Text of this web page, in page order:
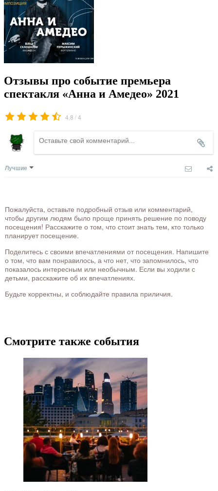
Отзывы про событие премьера
спектакля «Анна и Амедео» 2021
4.8 /4
Лучшие
Пожалуйста, оставьте подробный отзыв или комментарий,
чтобы другим людям было проще принять решение по поводу
посещения! Расскажите о том, что стоит знать тем, кто только
планирует посещение.
Поделитесь с своими впечатлениями от посещения. Напишите
о том, что вам понравилось, а что нет, что запомнилось, что
показалось интересным или необычным. Если вы ходили с
детьми, расскажите об их впечатлениях.
Будьте корректны, и соблюдайте правила приличия.
Смотрите также события